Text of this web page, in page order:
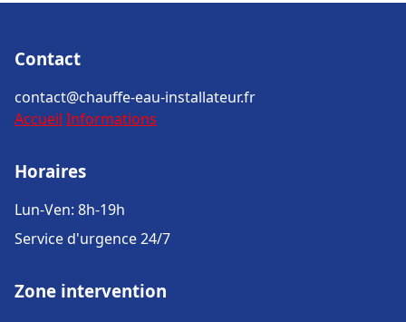
Contact
contact@chauffe-eau-installateur.fr
Accueil Informations
Horaires
Lun-Ven: 8h-19h
Service d'urgence 24/7
Zone intervention